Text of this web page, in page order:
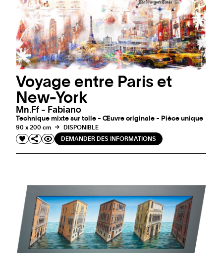
Voyage entre Paris et
New-York
Mn.ff - Fabiano
Technique mixte sur toile - Œuvre originale - Pièce unique
90 x 200 cm
DISPONIBLE
DEMANDER DES INFORMATIONS